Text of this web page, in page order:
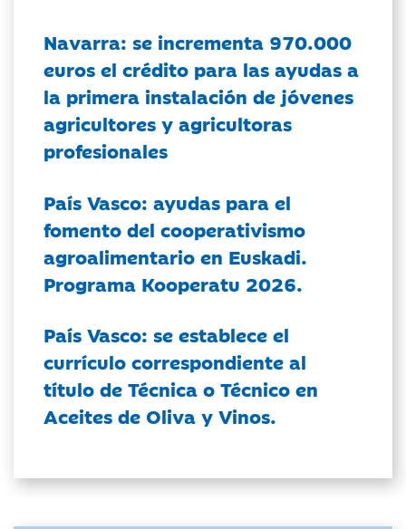
Navarra: se incrementa 970.000
euros el crédito para las ayudas a
la primera instalación de jóvenes
agricultores y agricultoras
profesionales
País Vasco: ayudas para el
fomento del cooperativismo
agroalimentario en Euskadi.
Programa Kooperatu 2026.
País Vasco: se establece el
currículo correspondiente al
título de Técnica o Técnico en
Aceites de Oliva y Vinos.